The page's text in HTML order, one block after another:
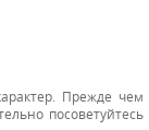
Прежде чем
посоветуйтесь